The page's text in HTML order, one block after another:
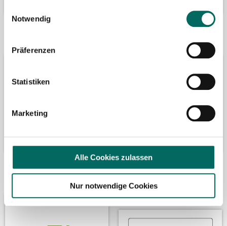
Notwendig
Präferenzen
Statistiken
Marketing
Alle Cookies zulassen
Nur notwendige Cookies
Wir fördern
Wir sind Google-
Partner